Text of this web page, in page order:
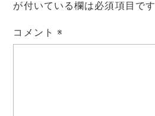
が付いている欄は必須項目です
コメント※